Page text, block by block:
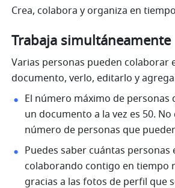
Crea, colabora y organiza en
Trabaja simultáneamente
Varias personas pueden colaborar
documento, verlo, editarlo y
El número máximo de personas
un documento a la vez es 50.
número de personas que
Puedes saber cuántas personas
colaborando contigo en tiempo
gracias a las fotos de perfil que